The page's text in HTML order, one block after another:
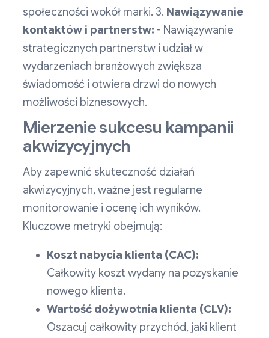
społeczności wokół marki. 3. Nawiązywanie
kontaktów i partnerstw: - Nawiązywanie
strategicznych partnerstw i udział w
wydarzeniach branżowych zwiększa
świadomość i otwiera drzwi do nowych
możliwości biznesowych.
Mierzenie sukcesu kampanii
akwizycyjnych
Aby zapewnić skuteczność działań
akwizycyjnych, ważne jest regularne
monitorowanie i ocenę ich wyników.
Kluczowe metryki obejmują:
Koszt nabycia klienta (CAC):
Całkowity koszt wydany na pozyskanie
nowego klienta.
Wartość dożywotnia klienta (CLV):
Oszacuj całkowity przychód, jaki klient